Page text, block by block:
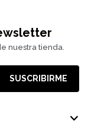
nuestra tienda.
SUSCRIBIRME